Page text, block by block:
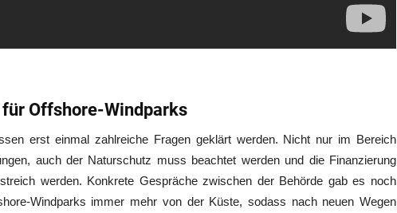
Offshore-Windparks
erst einmal zahlreiche Fragen geklärt werden. Nicht nur im Bereich
auch der Naturschutz muss beachtet werden und die Finanzierung
werden. Konkrete Gespräche zwischen der Behörde gab es noch
Windparks immer mehr von der Küste, sodass nach neuen Wegen